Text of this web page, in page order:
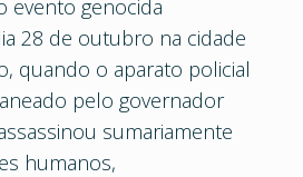
evento genocida
28 de outubro na cidade
quando o aparato policial
pelo governador
sumariamente
humanos,